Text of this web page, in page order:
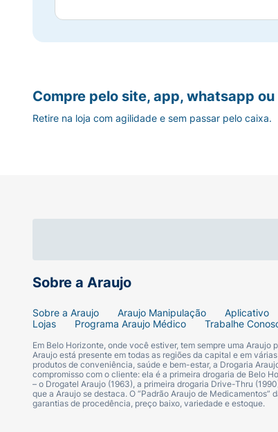
Sobre a Araujo
Sobre a Araujo Araujo Manipulação Aplicativo
Lojas
Programa Araujo Médico Trabalhe
Em Belo Horizonte, onde você estiver, tem sempre uma
Araujo está presente em todas as regiões da capital e em
produtos de conveniência, saúde e bem-estar, a Drogaria
compromisso com o cliente: ela é a primeira drogaria de Belo
– o Drogatel Araujo (1963), a primeira drogaria Drive-Thru
que a Araujo se destaca. O “Padrão Araujo de
garantias de procedência, preço baixo, variedade e estoque.
Compre pelo site, app, whatsapp
Retire na loja com agilidade e sem passar pelo caixa.